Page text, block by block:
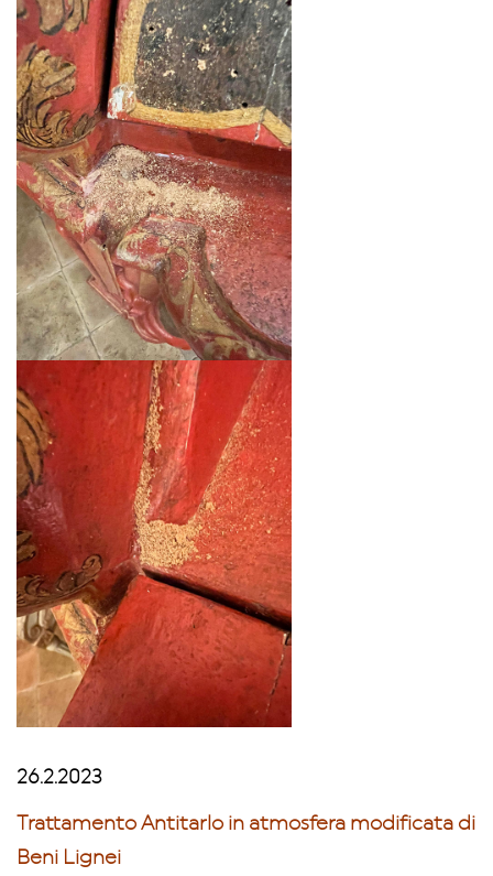
26.2.2023
Trattamento Antitarlo in atmosfera modificata di
Beni Lignei